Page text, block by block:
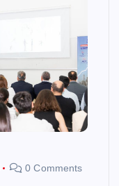
0 Comments